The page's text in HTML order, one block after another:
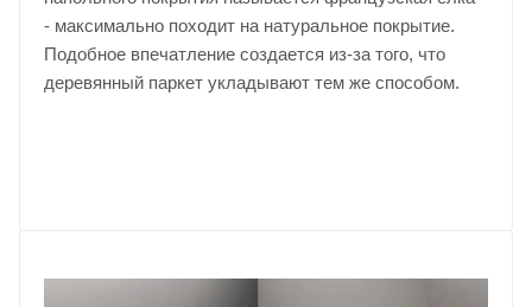
- максимально походит на натуральное покрытие.
Подобное впечатление создается из-за того, что
деревянный паркет укладывают тем же способом.